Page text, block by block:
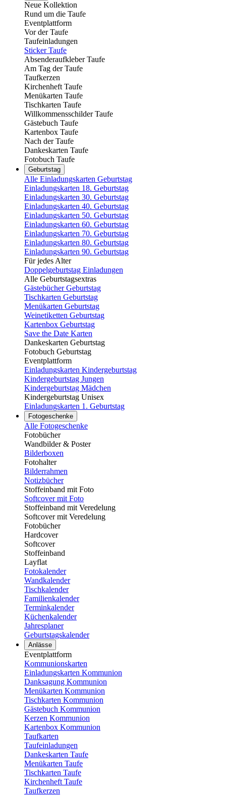
Neue Kollektion
Rund um die Taufe
Eventplattform
Vor der Taufe
Taufeinladungen
Sticker Taufe
Absenderaufkleber Taufe
Am Tag der Taufe
Taufkerzen
Kirchenheft Taufe
Menükarten Taufe
Tischkarten Taufe
Willkommensschilder Taufe
Gästebuch Taufe
Kartenbox Taufe
Nach der Taufe
Dankeskarten Taufe
Fotobuch Taufe
Geburtstag
Alle Einladungskarten Geburtstag
Einladungskarten 18. Geburtstag
Einladungskarten 30. Geburtstag
Einladungskarten 40. Geburtstag
Einladungskarten 50. Geburtstag
Einladungskarten 60. Geburtstag
Einladungskarten 70. Geburtstag
Einladungskarten 80. Geburtstag
Einladungskarten 90. Geburtstag
Für jedes Alter
Doppelgeburtstag Einladungen
Alle Geburtstagsextras
Gästebücher Geburtstag
Tischkarten Geburtstag
Menükarten Geburtstag
Weinetiketten Geburtstag
Kartenbox Geburtstag
Save the Date Karten
Dankeskarten Geburtstag
Fotobuch Geburtstag
Eventplattform
Einladungskarten Kindergeburtstag
Kindergeburtstag Jungen
Kindergeburtstag Mädchen
Kindergeburtstag Unisex
Einladungskarten 1. Geburtstag
Fotogeschenke
Alle Fotogeschenke
Fotobücher
Wandbilder & Poster
Bilderboxen
Fotohalter
Bilderrahmen
Notizbücher
Stoffeinband mit Foto
Softcover mit Foto
Stoffeinband mit Veredelung
Softcover mit Veredelung
Fotobücher
Hardcover
Softcover
Stoffeinband
Layflat
Fotokalender
Wandkalender
Tischkalender
Familienkalender
Terminkalender
Küchenkalender
Jahresplaner
Geburtstagskalender
Anlässe
Eventplattform
Kommunionskarten
Einladungskarten Kommunion
Danksagung Kommunion
Menükarten Kommunion
Tischkarten Kommunion
Gästebuch Kommunion
Kerzen Kommunion
Kartenbox Kommunion
Taufkarten
Taufeinladungen
Dankeskarten Taufe
Menükarten Taufe
Tischkarten Taufe
Kirchenheft Taufe
Taufkerzen